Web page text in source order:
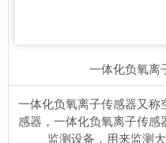
一体化负氧离
一体化负氧离子传感器又称
感器，一体化负氧离子传
监测设备，用来监测